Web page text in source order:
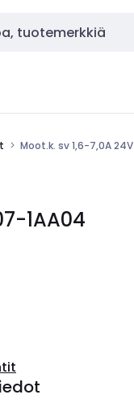
Moot.k. sv 1,6-7,0A
1AA04